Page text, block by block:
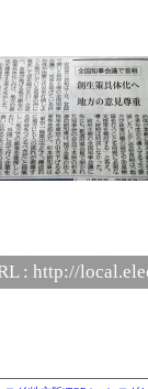
: http://